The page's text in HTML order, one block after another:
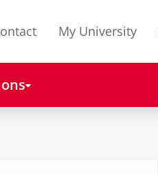
My University